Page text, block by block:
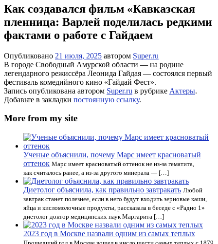
Как создавался фильм «Кавказская
пленница: Варлей поделилась редкими
фактами о работе с Гайдаем
Опубликовано 21 июля, 2025 автором Super.ru
В городе Свободный Амурской области — на родине
легендарного режиссёра Леонида Гайдая — состоялся первый
фестиваль комедийного кино «Гайдай Фест».
Запись опубликована автором Super.ru в рубрике Актеры.
Добавьте в закладки постоянную ссылку.
More from my site
Ученые объяснили, почему Марс имеет красноватый
оттенок Марс имеет красноватый оттенок не из-за гематита,
как считалось ранее, а из-за другого минерала — […]
Диетолог объяснила, как правильно завтракать Любой
завтрак станет полезнее, если в него будут входить зерновые каши,
яйца и кисломолочные продукты, рассказала в беседе с «Радио 1»
диетолог доктор медицинских наук Маргарита […]
2023 год в Москве назвали одним из самых теплых